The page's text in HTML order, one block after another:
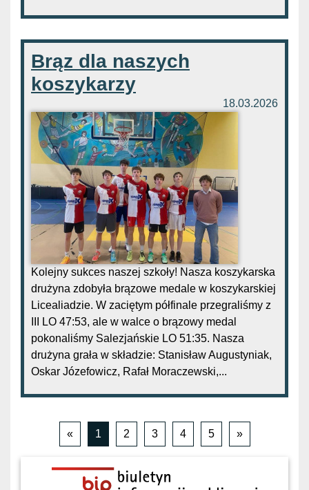
Brąz dla naszych
koszykarzy
18.03.2026
Kolejny sukces naszej szkoły! Nasza koszykarska
drużyna zdobyła brązowe medale w koszykarskiej
Licealiadzie. W zaciętym półfinale przegraliśmy z
III LO 47:53, ale w walce o brązowy medal
pokonaliśmy Salezjańskie LO 51:35. Nasza
drużyna grała w składzie: Stanisław Augustyniak,
Oskar Józefowicz, Rafał Moraczewski,...
« 1 2 3 4 5 »